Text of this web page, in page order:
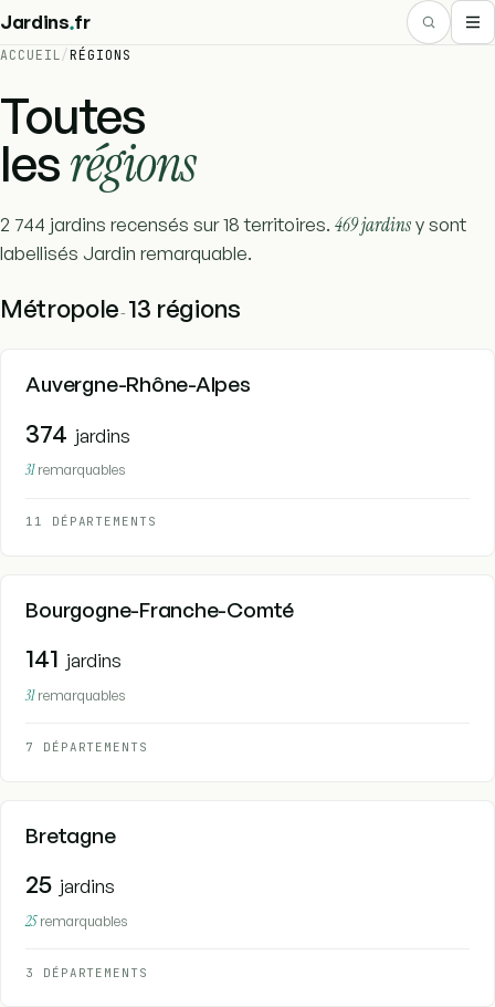
Jardins.fr
ACCUEIL/RÉGIONS
Toutes
lesrégions
2 744 jardins recensés sur 18 territoires. 469 jardinsy sont
labellisés Jardin remarquable.
Métropole- 13 régions
Auvergne-Rhône-Alpes
374 jardins
31remarquables
11 DÉPARTEMENTS
Bourgogne-Franche-Comté
141 jardins
31remarquables
7 DÉPARTEMENTS
Bretagne
25 jardins
25remarquables
3 DÉPARTEMENTS